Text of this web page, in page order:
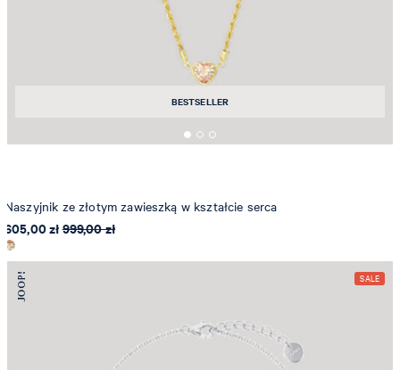
BESTSELLER
Naszyjnik ze złotym zawieszką w kształcie serca
605,00 zł999,00 zł